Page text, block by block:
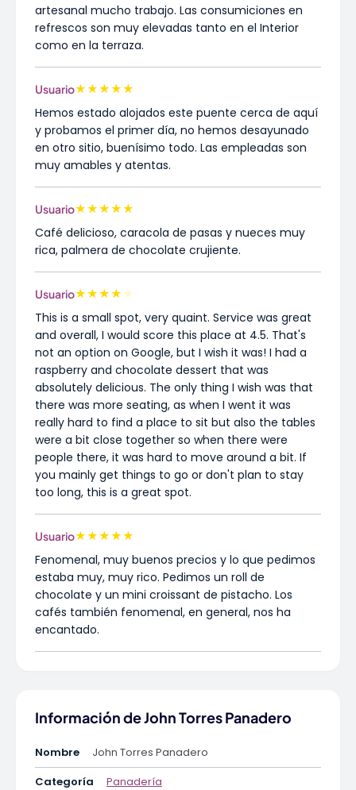
artesanal mucho trabajo. Las consumiciones en
refrescos son muy elevadas tanto en el Interior
como en la terraza.
Usuario★★★★★
Hemos estado alojados este puente cerca de aquí
y probamos el primer día, no hemos desayunado
en otro sitio, buenísimo todo. Las empleadas son
muy amables y atentas.
Usuario★★★★★
Café delicioso, caracola de pasas y nueces muy
rica, palmera de chocolate crujiente.
Usuario★★★★ ★
This is a small spot, very quaint. Service was great
and overall, I would score this place at 4.5. That's
not an option on Google, but I wish it was! I had a
raspberry and chocolate dessert that was
absolutely delicious. The only thing I wish was that
there was more seating, as when I went it was
really hard to find a place to sit but also the tables
were a bit close together so when there were
people there, it was hard to move around a bit. If
you mainly get things to go or don't plan to stay
too long, this is a great spot.
Usuario★★★★★
Fenomenal, muy buenos precios y lo que pedimos
estaba muy, muy rico. Pedimos un roll de
chocolate y un mini croissant de pistacho. Los
cafés también fenomenal, en general, nos ha
encantado.
Información de John Torres Panadero
Nombre
John Torres Panadero
Categoría
Panadería